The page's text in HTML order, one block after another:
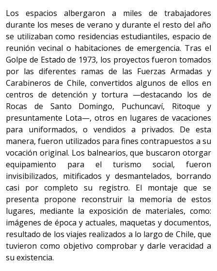
Los espacios albergaron a miles de trabajadores
durante los meses de verano y durante el resto del año
se utilizaban como residencias estudiantiles, espacio de
reunión vecinal o habitaciones de emergencia. Tras el
Golpe de Estado de 1973, los proyectos fueron tomados
por las diferentes ramas de las Fuerzas Armadas y
Carabineros de Chile, convertidos algunos de ellos en
centros de detención y tortura —destacando los de
Rocas de Santo Domingo, Puchuncaví, Ritoque y
presuntamente Lota—, otros en lugares de vacaciones
para uniformados, o vendidos a privados. De esta
manera, fueron utilizados para fines contrapuestos a su
vocación original. Los balnearios, que buscaron otorgar
equipamiento para el turismo social, fueron
invisibilizados, mitificados y desmantelados, borrando
casi por completo su registro. El montaje que se
presenta propone reconstruir la memoria de estos
lugares, mediante la exposición de materiales, como:
imágenes de época y actuales, maquetas y documentos,
resultado de los viajes realizados a lo largo de Chile, que
tuvieron como objetivo comprobar y darle veracidad a
su existencia.